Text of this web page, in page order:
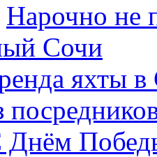
Нарочно не
Сочи
яхты в
Днём